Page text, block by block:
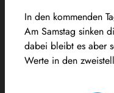
In den kommenden
Am Samstag sinken
dabei bleibt es aber
Werte in den